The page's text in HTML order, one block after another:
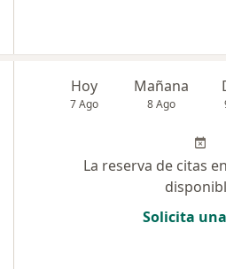
Hoy
7 Ago
Mañana
8 Ago
La reserva de citas
Solicita